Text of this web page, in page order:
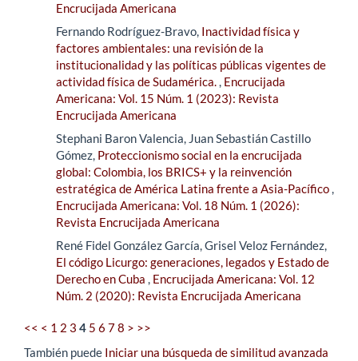
Encrucijada Americana
Fernando Rodríguez-Bravo, Inactividad física y
factores ambientales: una revisión de la
institucionalidad y las políticas públicas vigentes de
actividad física de Sudamérica., Encrucijada
Americana: Vol. 15 Núm. 1 (2023): Revista
Encrucijada Americana
Stephani Baron Valencia, Juan Sebastián Castillo
Gómez, Proteccionismo social en la encrucijada
global: Colombia, los BRICS+ y la reinvención
estratégica de América Latina frente a Asia-Pacífico,
Encrucijada Americana: Vol. 18 Núm. 1 (2026):
Revista Encrucijada Americana
René Fidel González García, Grisel Veloz Fernández,
El código Licurgo: generaciones, legados y Estado de
Derecho en Cuba , Encrucijada Americana: Vol. 12
Núm. 2 (2020): Revista Encrucijada Americana
<< < 1 2 3 4 5 6 78 > >>
También puede Iniciar una búsqueda de similitud avanzada